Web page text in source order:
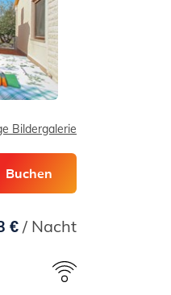
Bildergalerie
Buchen
€/ Nacht